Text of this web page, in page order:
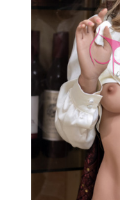
Par taille
Sex dolls en
En stock